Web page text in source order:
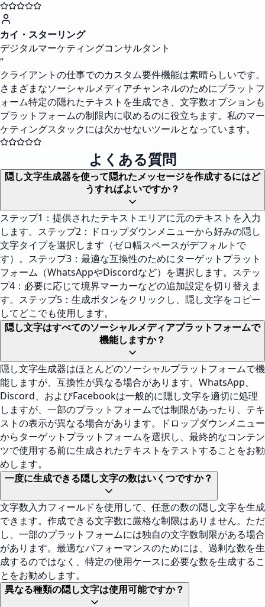
カイ・スターリング
デジタルマーケティングコンサルタント
“
クライアントの仕事でのカスタム要件機能は素晴らしいです。
さまざまなソーシャルメディアチャンネルのためにプラットフ
ォーム特定の隠れたテキストを生成でき、文字数オプションも
プラットフォームの制限内に収めるのに役立ちます。私のマー
ケティングスタックには欠かせないツールとなっています。
よくある質問
隠し文字生成器を使って隠れたメッセージを作成するにはど
うすればよいですか？
ステップ1：提供されたテキストエリアに元のテキストを入力
します。ステップ2：ドロップダウンメニューから好みの隠し
文字タイプを選択します（ゼロ幅スペースがデフォルトで
す）。ステップ3：最適な互換性のためにターゲットプラット
フォーム（WhatsAppやDiscordなど）を選択します。ステッ
プ4：必要に応じて境界マーカーなどの追加設定を切り替えま
す。ステップ5：生成ボタンをクリックし、隠し文字をコピー
してどこでも使用します。
隠し文字はすべてのソーシャルメディアプラットフォームで
機能しますか？
隠し文字生成器はほとんどのソーシャルプラットフォームで機
能しますが、互換性が異なる場合があります。WhatsApp、
Discord、およびFacebookは一般的に隠し文字を適切に処理
しますが、一部のプラットフォームでは制限があったり、テキ
ストの表示が異なる場合があります。ドロップダウンメニュー
からターゲットプラットフォームを選択し、最終的なコンテン
ツで使用する前に生成されたテキストをテストすることをお勧
めします。
一度に生成できる隠し文字の数はいくつですか？
文字数入力フィールドを使用して、任意の数の隠し文字を生成
できます。作成できる文字数に厳格な制限はありません。ただ
し、一部のプラットフォームには独自の文字数制限がある場合
があります。最適なパフォーマンスのためには、過剰な数を生
成するのではなく、特定の使用ケースに必要な数を生成するこ
とをお勧めします。
異なる種類の隠し文字は使用可能ですか？